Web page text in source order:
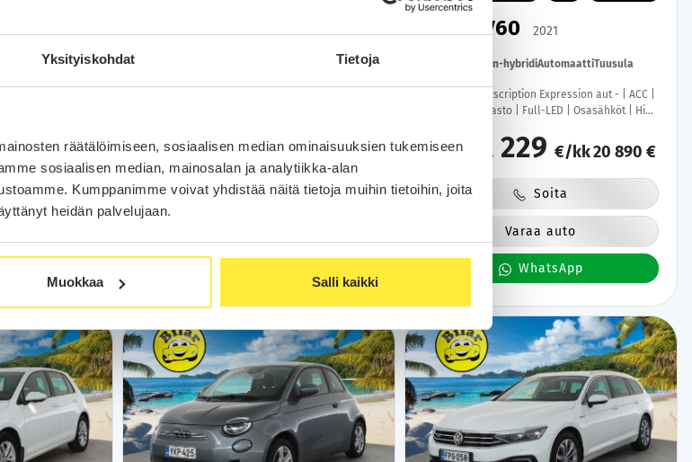
Yksityiskohdat Tietoja
räätälöimiseen, sosiaalisen median ominaisuuksien tukemiseen
sosiaalisen median, mainosalan ja analytiikka-alan
Kumppanimme voivat yhdistää näitä tietoja muihin tietoihin, joita
heidän palvelujaan.
Muokkaa Salli kaikki
2022
Audio |
|
kk36 890 €
Audi A4 2022
Kahdet Renkaat | Merkkihuollettu |
alk.249 €/kk 24 900 €
Soita
Volvo V60 2021
Plug-in-hybridiAutomaattiTuusula
T6 TwE AWD Inscription Expression aut - | ACC |
Koukku | Webasto | Full-LED | Osasähköt | High
Keyless | Apple&Android | Kahdet Renkaat |
alk. 229 €/kk20 890 €
Soita
Varaa auto
WhatsApp